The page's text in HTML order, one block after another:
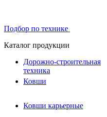
Подбор по технике
Каталог продукции
Дорожно-строительная
техника
Ковши
Ковши карьерные